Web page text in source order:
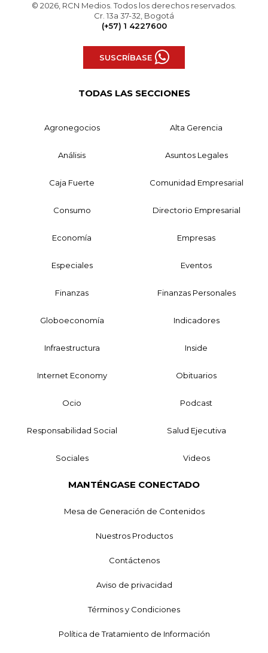
© 2026, RCN Medios. Todos los derechos reservados.
Cr. 13a 37-32, Bogotá
(+57) 1 4227600
SUSCRÍBASE
TODAS LAS SECCIONES
Agronegocios Alta Gerencia
Análisis Asuntos Legales
Caja Fuerte Comunidad Empresarial
Consumo Directorio Empresarial
Economía Empresas
Especiales Eventos
Finanzas Finanzas Personales
Globoeconomía Indicadores
Infraestructura Inside
Internet Economy Obituarios
Ocio Podcast
Responsabilidad Social Salud Ejecutiva
Sociales Videos
MANTÉNGASE CONECTADO
Mesa de Generación de Contenidos
Nuestros Productos
Contáctenos
Aviso de privacidad
Términos y Condiciones
Política de Tratamiento de Información